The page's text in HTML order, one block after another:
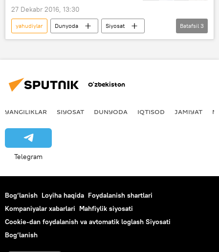
27 Dekabr 2016, 13:30
yahudiylar Dunyoda
Siyosat
Isroil
Fransiya tinchlik anjumani
Batafsil 3
O‘zbekiston
YANGILIKLAR SIYOSAT DUNYODA IQTISOD JAMIYAT
Telegram
Bog‘lanish Loyiha haqida Foydalanish shartlari
Kompaniyalar xabarlari Mahfiylik siyosati
Cookie-dan foydalanish va avtomatik loglash Siyosati
Bog‘lanish